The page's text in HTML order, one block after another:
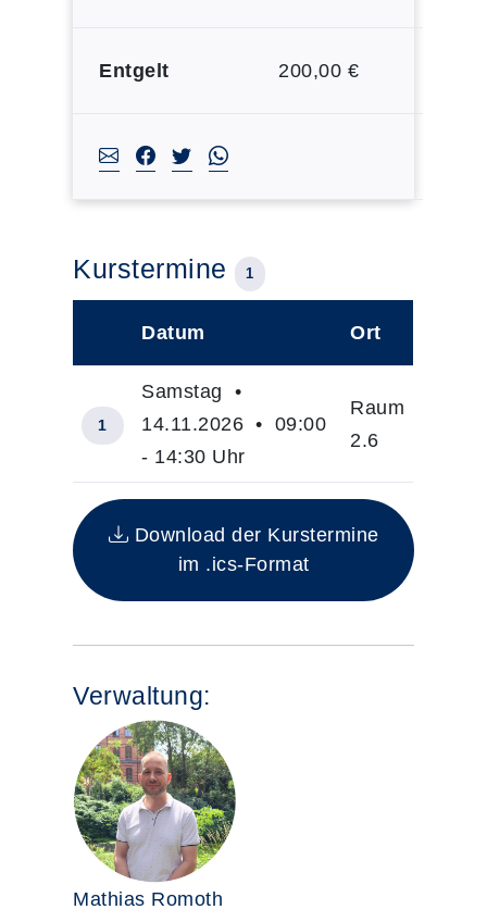
Entgelt 200,00 €
Kurstermine 1
Insgesamt gibt es 1 Termine zum diesen
Datum Ort
1
Samstag •
14.11.2026 • 09:00
- 14:30 Uhr
Raum
2.6
Download der Kurstermine
im .ics-Format
Verwaltung:
Mathias Romoth